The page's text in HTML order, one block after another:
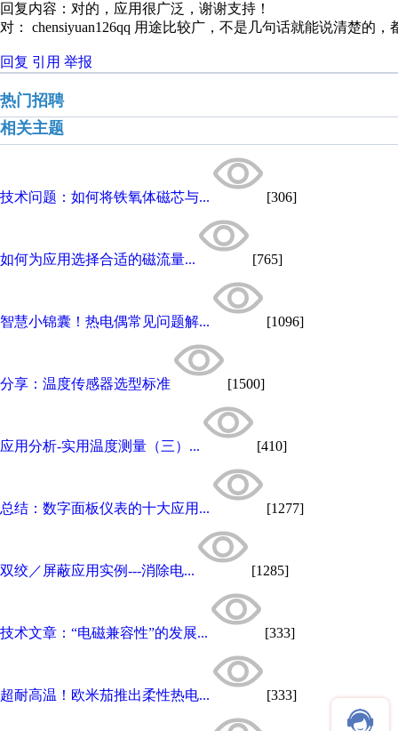
回复内容：对的，应用很广泛，谢谢支持！
对： chensiyuan126qq 用途比较广，不是几句话就能说清楚的，
回复 引用 举报
热门招聘
相关主题
技术问题：如何将铁氧体磁芯与... [306]
如何为应用选择合适的磁流量... [765]
智慧小锦囊！热电偶常见问题解... [1096]
分享：温度传感器选型标准 [1500]
应用分析-实用温度测量（三）... [410]
总结：数字面板仪表的十大应用... [1277]
双绞／屏蔽应用实例---消除电... [1285]
技术文章：“电磁兼容性”的发展... [333]
超耐高温！欧米茄推出柔性热电... [333]